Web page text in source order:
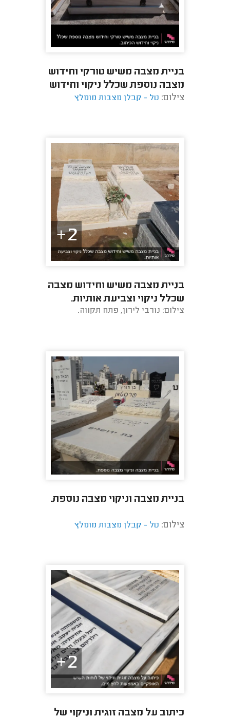
בניית מצבה משיש טורקי וחידוש
מצבה נוספת שכלל ניקוי וחידוש
הכיתוב.
צילום: טל - קבלן מצבות מומלץ
2+
בניית מצבה משיש וחידוש מצבה
שכלל ניקוי וצביעת אותיות.
צילום: נורבי לירון, פתח תקווה.
בניית מצבה וניקוי מצבה נוספת.
צילום: טל - קבלן מצבות מומלץ
2+
כיתוב על מצבה זוגית וניקוי של